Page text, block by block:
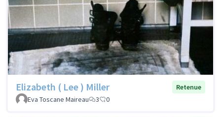
Elizabeth ( Lee ) Miller
Retenue
Eva Toscane Maireau
3 0